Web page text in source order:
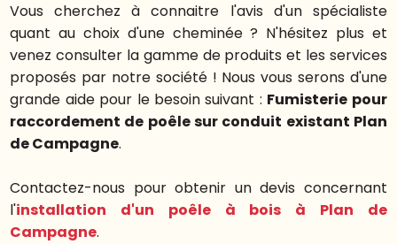
Vous cherchez à connaitre l'avis d'un spécialiste
quant au choix d'une cheminée ? N'hésitez plus et
venez consulter la gamme de produits et les services
proposés par notre société ! Nous vous serons d'une
grande aide pour le besoin suivant : Fumisterie pour
raccordement de poêle sur conduit existant Plan
de Campagne.
Contactez-nous pour obtenir un devis concernant
l'installation d'un poêle à bois à Plan de
Campagne.